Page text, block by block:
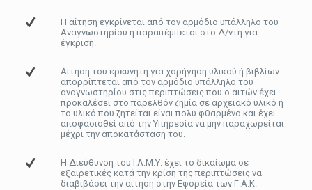
Η αίτηση εγκρίνεται από τον αρμόδιο υπάλληλο του
Αναγνωστηρίου ή παραπέμπεται στο Δ/ντη για
έγκριση.
Αίτηση του ερευνητή για χορήγηση υλικού ή βιβλίων
απορρίπτεται από τον αρμόδιο υπάλληλο του
αναγνωστηρίου στις περιπτώσεις που ο αιτών έχει
προκαλέσει στο παρελθόν ζημία σε αρχειακό υλικό ή
το υλικό που ζητείται είναι πολύ φθαρμένο και έχει
αποφασισθεί από την Υπηρεσία να μην παραχωρείται
μέχρι την αποκατάσταση του.
Η Διεύθυνση του Ι.Α.Μ.Υ. έχει το δικαίωμα σε
εξαιρετικές κατά την κρίση της περιπτώσεις να
διαβιβάσει την αίτηση στην Εφορεία των Γ.Α.Κ.